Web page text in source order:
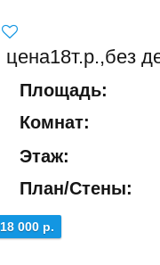
цена18т.р.,без
Площадь:
Комнат:
Этаж:
План/Стены:
18 000 р.